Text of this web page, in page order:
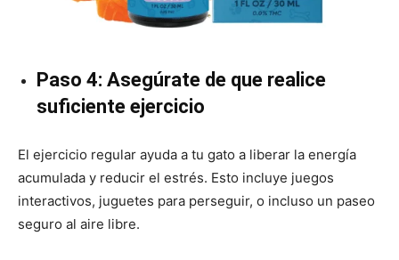
Paso 4: Asegúrate de que realice
suficiente ejercicio
El ejercicio regular ayuda a tu gato a liberar la energía
acumulada y reducir el estrés. Esto incluye juegos
interactivos, juguetes para perseguir, o incluso un paseo
seguro al aire libre.